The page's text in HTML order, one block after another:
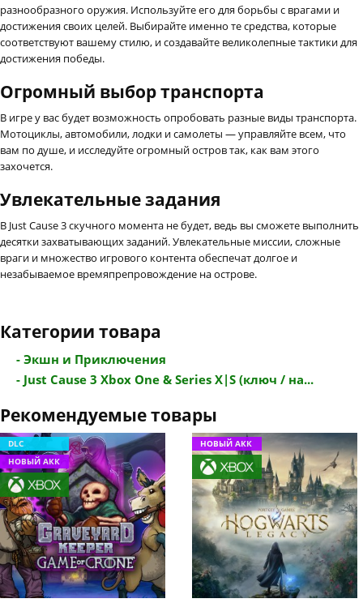
разнообразного оружия. Используйте его для борьбы с врагами и
достижения своих целей. Выбирайте именно те средства, которые
соответствуют вашему стилю, и создавайте великолепные тактики для
достижения победы.
Огромный выбор транспорта
В игре у вас будет возможность опробовать разные виды транспорта.
Мотоциклы, автомобили, лодки и самолеты — управляйте всем, что
вам по душе, и исследуйте огромный остров так, как вам этого
захочется.
Увлекательные задания
В Just Cause 3 скучного момента не будет, ведь вы сможете выполнить
десятки захватывающих заданий. Увлекательные миссии, сложные
враги и множество игрового контента обеспечат долгое и
незабываемое времяпрепровождение на острове.
Категории товара
- Экшн и Приключения
- Just Cause 3 Xbox One & Series X|S (ключ / на...
Рекомендуемые товары
DLC
НОВЫЙ АКК
НОВЫЙ АКК